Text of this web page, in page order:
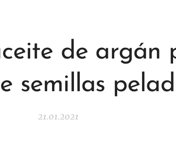
de argán
semillas
21.01.2021